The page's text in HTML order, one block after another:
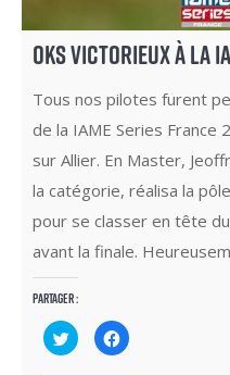
OKS VICTORIEUX À LA
Tous nos pilotes furent
de la IAME Series France
sur Allier. En Master,
la catégorie, réalisa la
pour se classer en tête
avant la finale.
Partager :
Cliquez
pour
partager
Cliquez
pour